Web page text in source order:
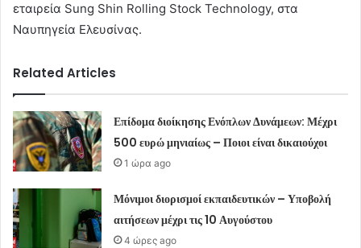
εταιρεία Sung Shin Rolling Stock Technology, στα
Ναυπηγεία Ελευσίνας.
Related Articles
Επίδομα διοίκησης Ενόπλων Δυνάμεων: Μέχρι
500 ευρώ μηνιαίως – Ποιοι είναι δικαιούχοι
1 ώρα ago
Μόνιμοι διορισμοί εκπαιδευτικών – Υποβολή
αιτήσεων μέχρι τις 10 Αυγούστου
4 ώρες ago